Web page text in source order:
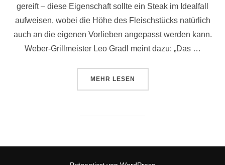
gereift – diese Eigenschaft sollte ein Steak im Idealfall
aufweisen, wobei die Höhe des Fleischstücks natürlich
auch an die eigenen Vorlieben angepasst werden kann.
Weber-Grillmeister Leo Gradl meint dazu: „Das …
MEHR ÜBER „DIE KÖNIGSDISZIPLIN:
LESEN